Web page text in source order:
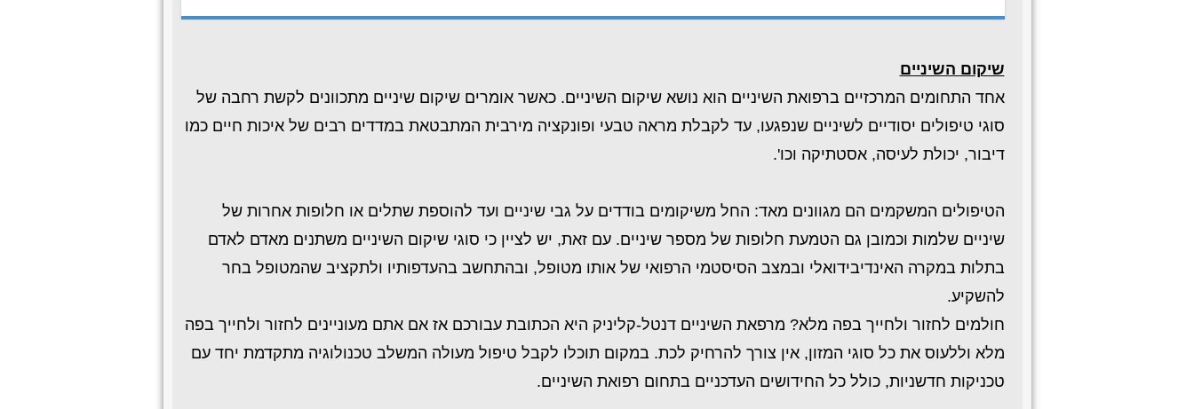
שיקום השיניים
אחד התחומים המרכזיים ברפואת השיניים הוא נושא שיקום השיניים. כאשר אומרים שיקום שיניים מתכוונים לקשת רחבה של
סוגי טיפולים יסודיים לשיניים שנפגעו, עד לקבלת מראה טבעי ופונקציה מירבית המתבטאת במדדים רבים של איכות חיים כמו
דיבור, יכולת לעיסה, אסטתיקה וכו'.
הטיפולים המשקמים הם מגוונים מאד: החל משיקומים בודדים על גבי שיניים ועד להוספת שתלים או חלופות אחרות של
שיניים שלמות וכמובן גם הטמעת חלופות של מספר שיניים. עם זאת, יש לציין כי סוגי שיקום השיניים משתנים מאדם לאדם
בתלות במקרה האינדיבידואלי ובמצב הסיסטמי הרפואי של אותו מטופל, ובהתחשב בהעדפותיו ולתקציב שהמטופל בחר
להשקיע.
חולמים לחזור ולחייך בפה מלא? מרפאת השיניים דנטל-קליניק היא הכתובת עבורכם אז אם אתם מעוניינים לחזור ולחייך בפה
מלא וללעוס את כל סוגי המזון, אין צורך להרחיק לכת. במקום תוכלו לקבל טיפול מעולה המשלב טכנולוגיה מתקדמת יחד עם
טכניקות חדשניות, כולל כל החידושים העדכניים בתחום רפואת השיניים.